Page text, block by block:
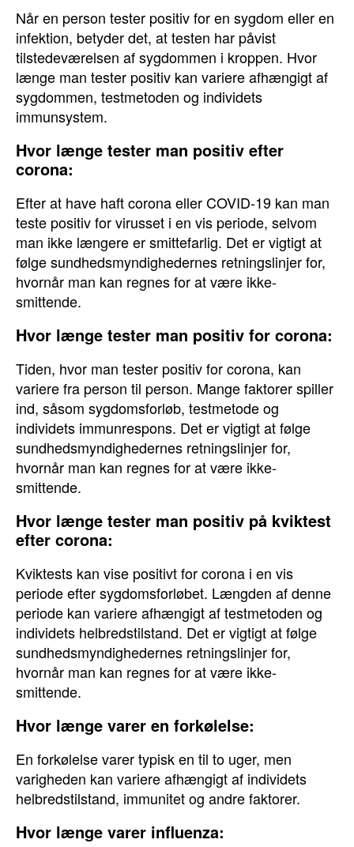
Når en person tester positiv for en sygdom eller en
infektion, betyder det, at testen har påvist
tilstedeværelsen af sygdommen i kroppen. Hvor
længe man tester positiv kan variere afhængigt af
sygdommen, testmetoden og individets
immunsystem.
Hvor længe tester man positiv efter
corona:
Efter at have haft corona eller COVID-19 kan man
teste positiv for virusset i en vis periode, selvom
man ikke længere er smittefarlig. Det er vigtigt at
følge sundhedsmyndighedernes retningslinjer for,
hvornår man kan regnes for at være ikke-
smittende.
Hvor længe tester man positiv for corona:
Tiden, hvor man tester positiv for corona, kan
variere fra person til person. Mange faktorer spiller
ind, såsom sygdomsforløb, testmetode og
individets immunrespons. Det er vigtigt at følge
sundhedsmyndighedernes retningslinjer for,
hvornår man kan regnes for at være ikke-
smittende.
Hvor længe tester man positiv på kviktest
efter corona:
Kviktests kan vise positivt for corona i en vis
periode efter sygdomsforløbet. Længden af denne
periode kan variere afhængigt af testmetoden og
individets helbredstilstand. Det er vigtigt at følge
sundhedsmyndighedernes retningslinjer for,
hvornår man kan regnes for at være ikke-
smittende.
Hvor længe varer en forkølelse:
En forkølelse varer typisk en til to uger, men
varigheden kan variere afhængigt af individets
helbredstilstand, immunitet og andre faktorer.
Hvor længe varer influenza: